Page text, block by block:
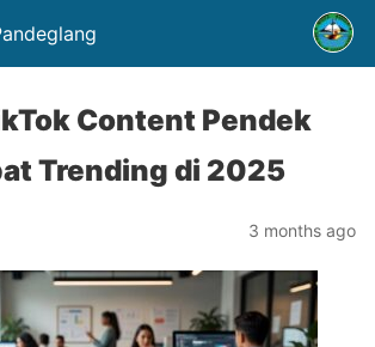
Content Pendek
Trending di 2025
3 months ago